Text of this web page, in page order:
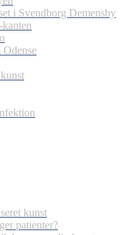
i Svendborg Demensby
Odense
kunst
patienter?